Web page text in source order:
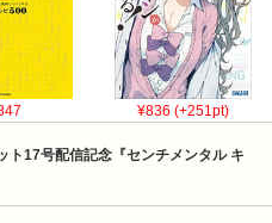
¥836 (+251pt)
ト17号配信記念『センチメンタル キ